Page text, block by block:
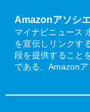
Amazonアソシ
マイナビニュース
を宣伝しリンクす
段を提供すること
である、Amazonア